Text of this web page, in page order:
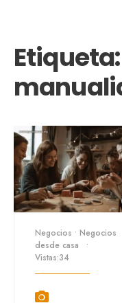
Etiqueta:
Negocios • Negocios
desde casa
•
Vistas:34